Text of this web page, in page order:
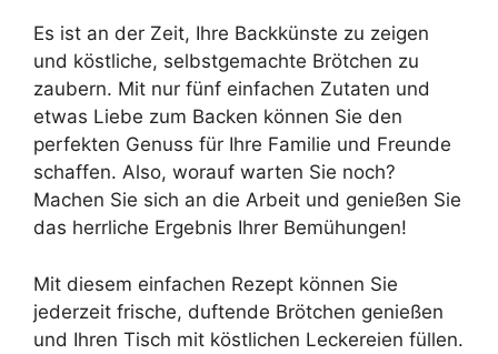
Es ist an der Zeit, Ihre Backkünste zu zeigen
und köstliche, selbstgemachte Brötchen zu
zaubern. Mit nur fünf einfachen Zutaten und
etwas Liebe zum Backen können Sie den
perfekten Genuss für Ihre Familie und Freunde
schaffen. Also, worauf warten Sie noch?
Machen Sie sich an die Arbeit und genießen Sie
das herrliche Ergebnis Ihrer Bemühungen!
Mit diesem einfachen Rezept können Sie
jederzeit frische, duftende Brötchen genießen
und Ihren Tisch mit köstlichen Leckereien füllen.